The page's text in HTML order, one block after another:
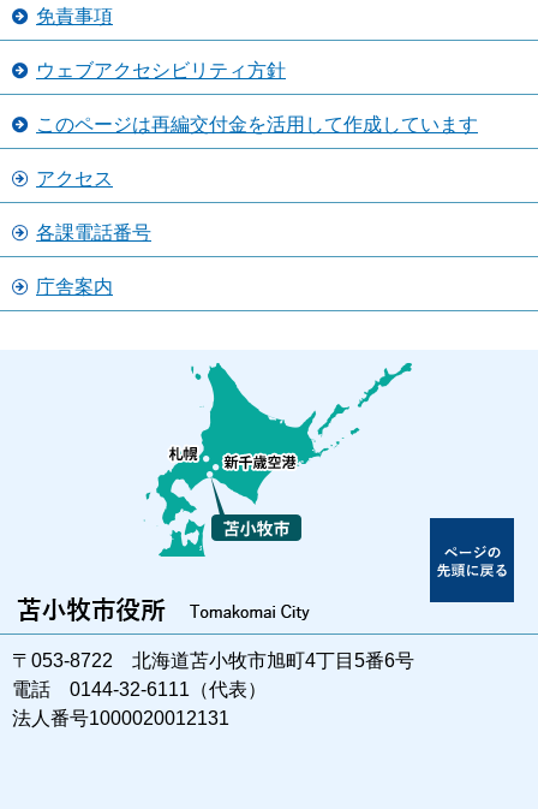
免責事項
ウェブアクセシビリティ方針
このページは再編交付金を活用して作成しています
アクセス
各課電話番号
庁舎案内
〒053-8722 北海道苫小牧市旭町4丁目5番6号
電話 0144-32-6111（代表）
法人番号1000020012131